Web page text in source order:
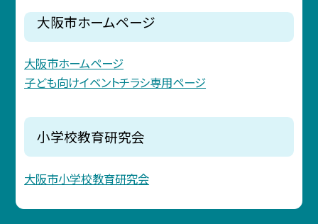
大阪市ホームページ
大阪市ホームページ
子ども向けイベントチラシ専用ページ
小学校教育研究会
大阪市小学校教育研究会